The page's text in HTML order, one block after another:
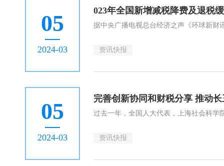
05
2024-03
023年全国新增减税降费及退税
资讯快报
05
2024-03
完善创新协同和财税分享 推动
资讯快报